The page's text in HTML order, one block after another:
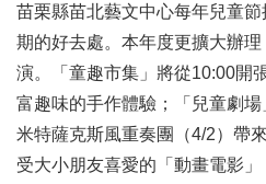
苗栗縣苗北藝文中心每年兒童
期的好去處。本年度更擴大辦
演。「童趣市集」將從10:00開
富趣味的手作體驗；「兒童劇
米特薩克斯風重奏團（4/2）帶
受大小朋友喜愛的「動畫電影